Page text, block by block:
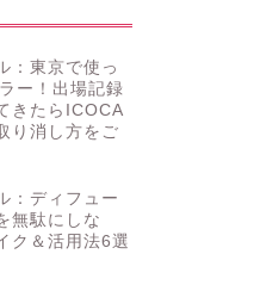
：東京で使っ
ー！出場記録
きたらICOCA
り消し方をご
：ディフュー
無駄にしな
ク＆活用法6選